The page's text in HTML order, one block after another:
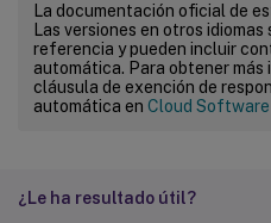
La documentación oficial de
Las versiones en otros
referencia y pueden incluir
automática. Para obtener
cláusula de exención de
automática en Cloud Software
¿Le ha resultado útil?